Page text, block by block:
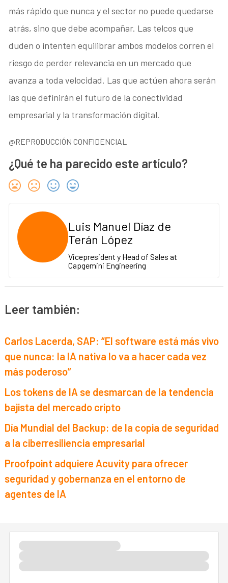
más rápido que nunca y el sector no puede quedarse
atrás, sino que debe acompañar. Las telcos que
duden o intenten equilibrar ambos modelos corren el
riesgo de perder relevancia en un mercado que
avanza a toda velocidad. Las que actúen ahora serán
las que definirán el futuro de la conectividad
empresarial y la transformación digital.
@REPRODUCCIÓN CONFIDENCIAL
¿Qué te ha parecido este artículo?
Luis Manuel Díaz de
Terán López
Vicepresident y Head of Sales at
Capgemini Engineering
Leer también:
Carlos Lacerda, SAP: “El software está más vivo
que nunca: la IA nativa lo va a hacer cada vez
más poderoso”
Los tokens de IA se desmarcan de la tendencia
bajista del mercado cripto
Día Mundial del Backup: de la copia de seguridad
a la ciberresiliencia empresarial
Proofpoint adquiere Acuvity para ofrecer
seguridad y gobernanza en el entorno de
agentes de IA